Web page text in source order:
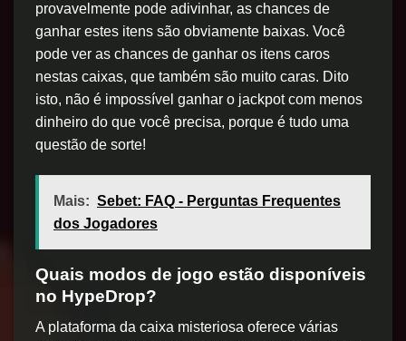
provavelmente pode adivinhar, as chances de
ganhar estes itens são obviamente baixas. Você
pode ver as chances de ganhar os itens caros
nestas caixas, que também são muito caras. Dito
isto, não é impossível ganhar o jackpot com menos
dinheiro do que você precisa, porque é tudo uma
questão de sorte!
Mais: Sebet: FAQ - Perguntas Frequentes
dos Jogadores
Quais modos de jogo estão disponíveis
no HypeDrop?
A plataforma da caixa misteriosa oferece várias